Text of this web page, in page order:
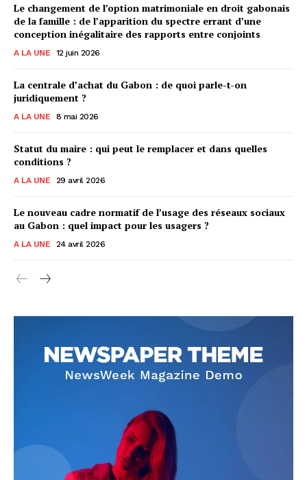
Le changement de l’option matrimoniale en droit gabonais
de la famille : de l’apparition du spectre errant d’une
conception inégalitaire des rapports entre conjoints
A LA UNE 12 juin 2026
La centrale d’achat du Gabon : de quoi parle-t-on
juridiquement ?
A LA UNE 8 mai 2026
Statut du maire : qui peut le remplacer et dans quelles
conditions ?
A LA UNE 29 avril 2026
Le nouveau cadre normatif de l’usage des réseaux sociaux
au Gabon : quel impact pour les usagers ?
A LA UNE 24 avril 2026